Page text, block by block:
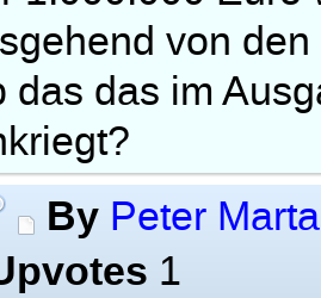
von
das das im
By Peter
1